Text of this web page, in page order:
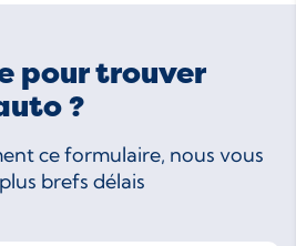
pour trouver
?
ce formulaire, nous vous
brefs délais